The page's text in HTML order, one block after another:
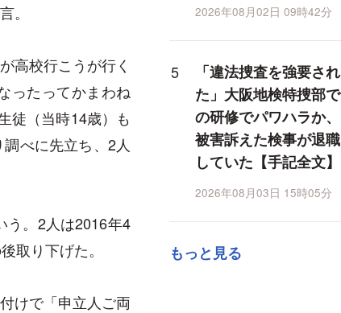
。
高校行こうが行く
ったってかまわね
徒（当時14歳）も
べに先立ち、2人
う。2人は2016年4
取り下げた。
けで「申立人ご両
2026年08月02日 09時42分
「違法捜査を強要され
た」大阪地検特捜部で
の研修でパワハラか、
被害訴えた検事が退職
していた【手記全文】
2026年08月03日 15時05分
もっと見る